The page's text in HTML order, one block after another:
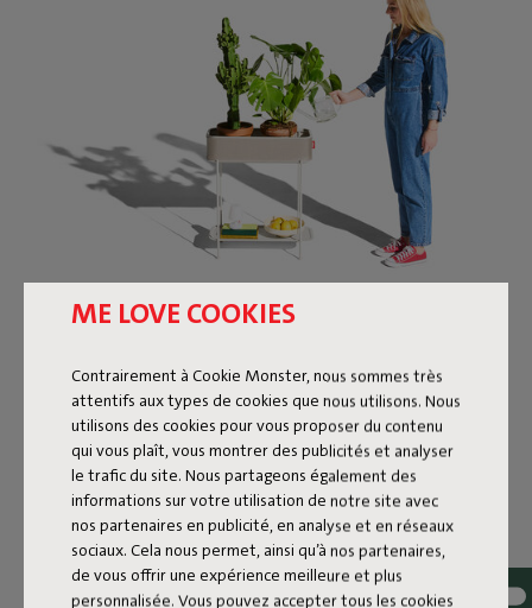
ME LOVE COOKIES
Contrairement à Cookie Monster, nous sommes très
attentifs aux types de cookies que nous utilisons. Nous
utilisons des cookies pour vous proposer du contenu
qui vous plaît, vous montrer des publicités et analyser
le trafic du site. Nous partageons également des
informations sur votre utilisation de notre site avec
nos partenaires en publicité, en analyse et en réseaux
sociaux. Cela nous permet, ainsi qu’à nos partenaires,
de vous offrir une expérience meilleure et plus
personnalisée. Vous pouvez accepter tous les cookies
L’ORGANISATEUR
MULTIFONCTIONNEL DE
FATBOY
L’Adoreganizer, comme son nom l’indique, est un
organisateur dont vous tomberez immédiatement
amoureux. Ce chef-d’œuvre polyvalent combine un
design élégant à des solutions de rangement astucieuses.
Que vous vouliez ranger vos ustensiles de cuisine,
exposer des plantes ou créer un mini-bar, l’Adoreganizer